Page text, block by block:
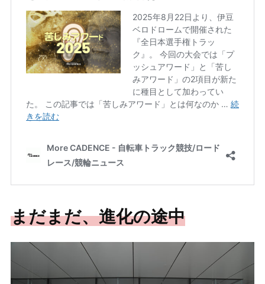
まだまだ、進化の途中